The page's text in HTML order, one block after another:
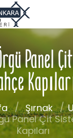
Panel
Şırnak
Panel Çit
Kapıları